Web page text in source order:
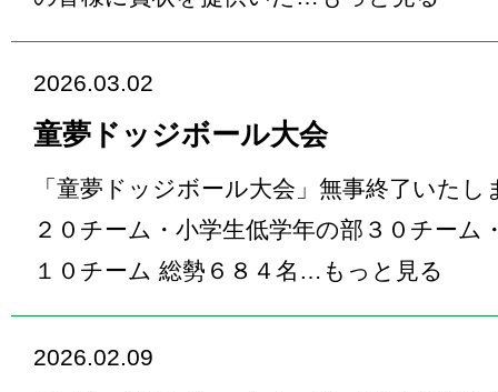
2026.03.02
童夢ドッジボール大会
「童夢ドッジボール大会」無事終了いた
２０チーム・小学生低学年の部３０チーム
１０チーム 総勢６８４名… もっと見る
2026.02.09